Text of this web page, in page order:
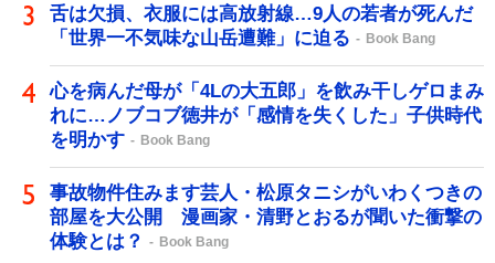
舌は欠損、衣服には高放射線…9人の若者が死んだ
「世界一不気味な山岳遭難」に迫る
Book Bang
心を病んだ母が「4Lの大五郎」を飲み干しゲロまみ
れに…ノブコブ徳井が「感情を失くした」子供時代
を明かす
Book Bang
事故物件住みます芸人・松原タニシがいわくつきの
部屋を大公開 漫画家・清野とおるが聞いた衝撃の
体験とは？
Book Bang